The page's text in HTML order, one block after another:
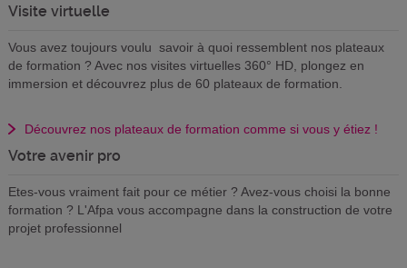
Visite virtuelle
Vous avez toujours voulu savoir à quoi ressemblent nos plateaux
de formation ? Avec nos visites virtuelles 360° HD, plongez en
immersion et découvrez plus de 60 plateaux de formation.
Découvrez nos plateaux de formation comme si vous y étiez !
Votre avenir pro
Etes-vous vraiment fait pour ce métier ? Avez-vous choisi la bonne
formation ? L'Afpa vous accompagne dans la construction de votre
projet professionnel